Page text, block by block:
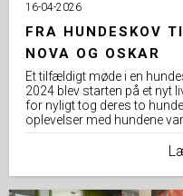
16-04-2026
FRA HUNDESKOV
NOVA OG OSKAR
Et tilfældigt møde i en
2024 blev starten på et nyt
for nyligt tog deres to
oplevelser med hundene